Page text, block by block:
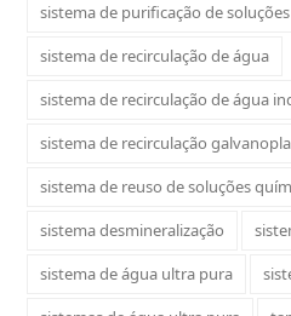
sistema de purificação de
sistema de recirculação de água
sistema de recirculação de água
sistema de recirculação
sistema de reuso de soluções
sistema desmineralização
sistema de água ultra pura